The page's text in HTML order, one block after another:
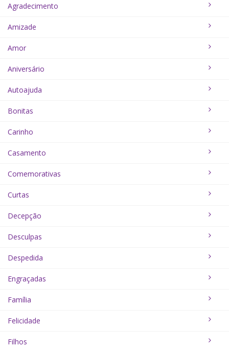
Agradecimento
Amizade
Amor
Aniversário
Autoajuda
Bonitas
Carinho
Casamento
Comemorativas
Curtas
Decepção
Desculpas
Despedida
Engraçadas
Família
Felicidade
Filhos